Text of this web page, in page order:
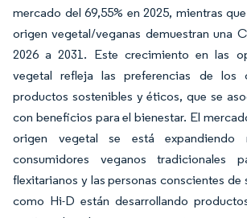
mercado del 69,55% en 2025, mientras
origen vegetal/veganas demuestran una
2026 a 2031. Este crecimiento en las
vegetal refleja las preferencias de los
productos sostenibles y éticos, que se
con beneficios para el bienestar. El
origen vegetal se está
consumidores veganos tradicionales
flexitarianos y las personas conscientes de
como Hi-D están desarrollando